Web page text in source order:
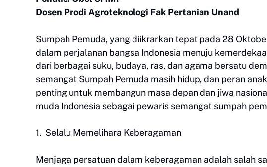
Dosen Prodi Agroteknologi Fak Pertanian Unand
Sumpah Pemuda, yang diikrarkan tepat pada 28
dalam perjalanan bangsa Indonesia menuju
dari berbagai suku, budaya, ras, dan agama bersatu
semangat Sumpah Pemuda masih hidup, dan peran
penting untuk membangun masa depan dan jiwa
muda Indonesia sebagai pewaris semangat sumpah
1. Selalu Memelihara Keberagaman
Menjaga persatuan dalam keberagaman adalah salah